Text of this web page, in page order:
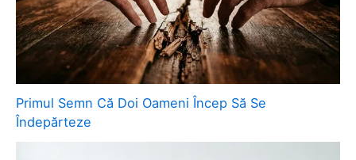
Primul Semn Că Doi Oameni Încep Să Se
Îndepărteze